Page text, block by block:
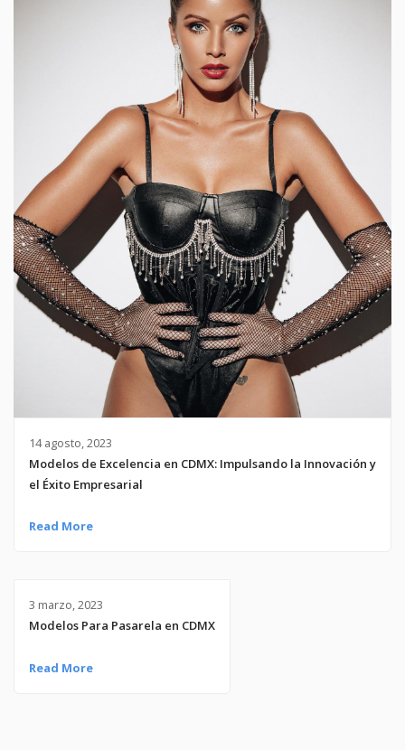
14 agosto, 2023
Modelos de Excelencia en CDMX: Impulsando la Innovación y
el Éxito Empresarial
Read More
3 marzo, 2023
Modelos Para Pasarela en CDMX
Read More